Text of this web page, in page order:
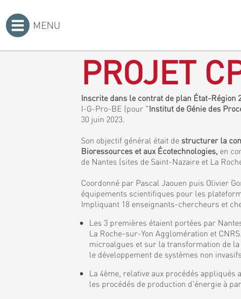
MENU
PROJET
Inscrite dans le contrat de plan État-Région
I-G-Pro-BE (pour "Institut de Génie des
30 juin 2023.
Son objectif général était de structurer la
Bioressources et aux Écotechnologies, en
de Nantes (sites de Saint-Nazaire et La
Coordonné par Pascal Jaouen puis Olivier
équipements scientifiques pour les
Impliquant 18 enseignants-chercheurs et
Les 3 premières étaient portées par
La Roche-sur-Yon Agglomération et
microalgues et sur la transformation de
le développement de systèmes non
La 4ème, relative aux procédés
les procédés de production d'énergie à